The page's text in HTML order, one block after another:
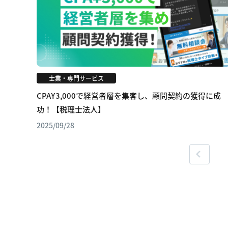
士業・専門サービス
CPA¥3,000で経営者層を集客し、顧問契約の獲得に成
功！【税理士法人】
2025/09/28